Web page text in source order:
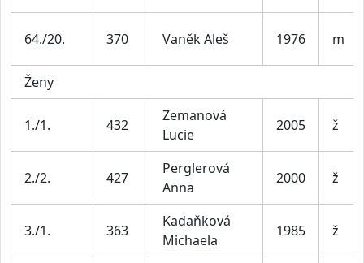
64./20. 370 Vaněk Aleš 1976 m
Ženy
1./1. 432
Zemanová
Lucie
2005 ž
2./2. 427
Perglerová
Anna
2000 ž
3./1. 363
Kadaňková
Michaela
1985 ž